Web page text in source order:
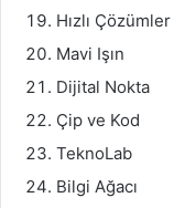
Hızlı Çözümler
Mavi Işın
Dijital Nokta
Çip ve Kod
TeknoLab
Bilgi Ağacı